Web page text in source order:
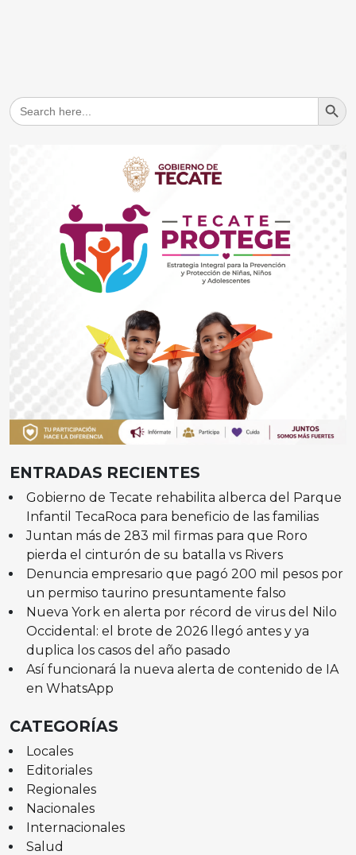
Search
for:
Search
ENTRADAS RECIENTES
Gobierno de Tecate rehabilita alberca del Parque
Infantil TecaRoca para beneficio de las familias
Juntan más de 283 mil firmas para que Roro
pierda el cinturón de su batalla vs Rivers
Denuncia empresario que pagó 200 mil pesos por
un permiso taurino presuntamente falso
Nueva York en alerta por récord de virus del Nilo
Occidental: el brote de 2026 llegó antes y ya
duplica los casos del año pasado
Así funcionará la nueva alerta de contenido de IA
en WhatsApp
CATEGORÍAS
Locales
Editoriales
Regionales
Nacionales
Internacionales
Salud